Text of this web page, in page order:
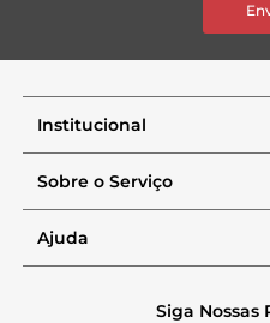
Institucional
Sobre o Serviço
Ajuda
Siga Nossas